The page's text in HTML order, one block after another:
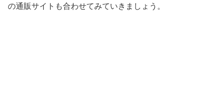
の通販サイトも合わせてみていきましょう。